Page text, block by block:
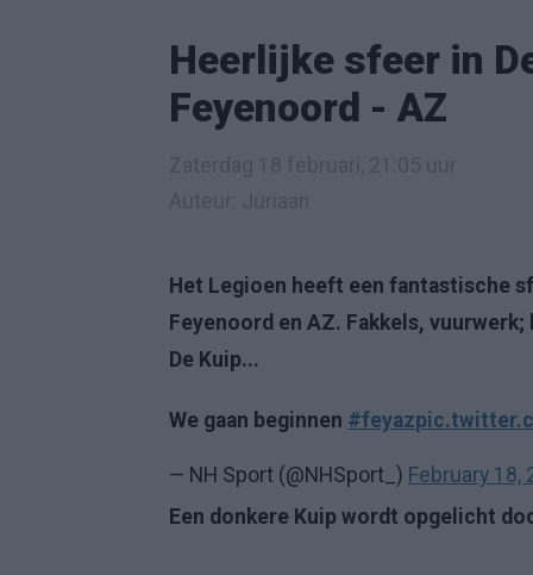
Heerlijke sfeer in
Feyenoord - AZ
Het Legioen heeft een fantastische
Feyenoord en AZ. Fakkels,
De Kuip...
We gaan beginnen #feyaz
— NH Sport (@NHSport_) February 18,
Een donkere Kuip wordt opgelicht